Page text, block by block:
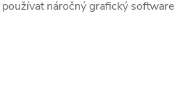
náročný grafický software